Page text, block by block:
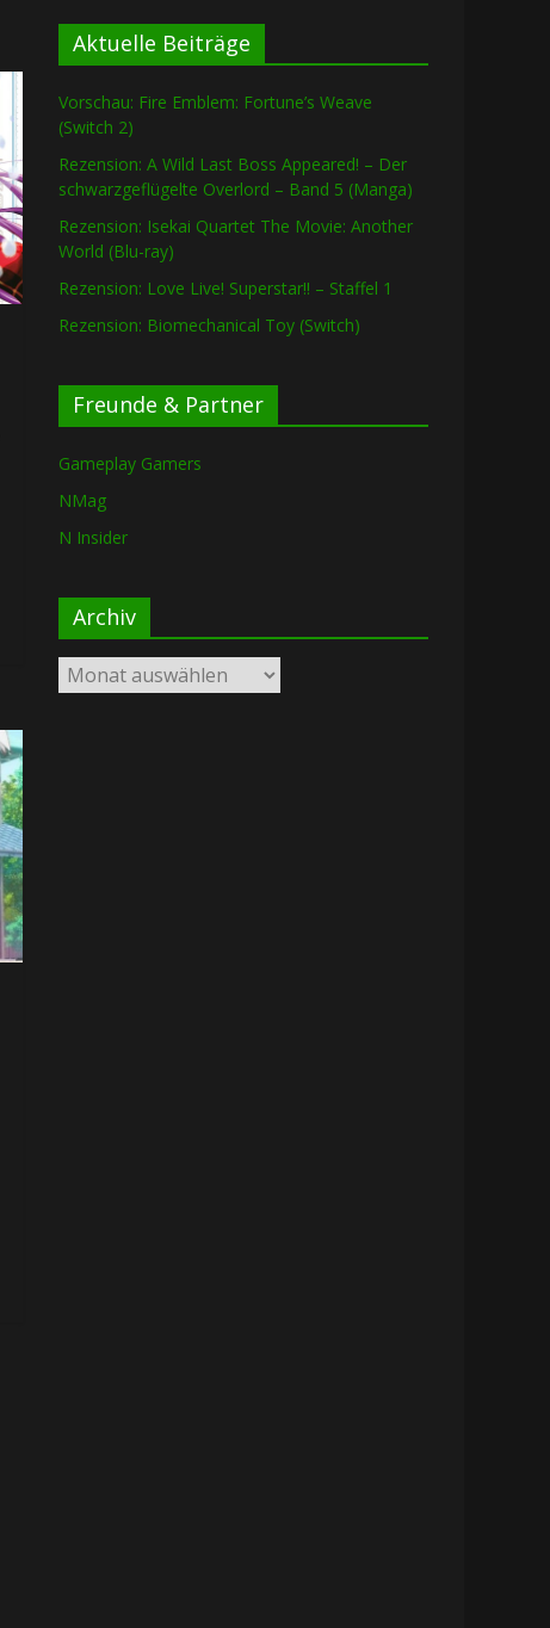
Aktuelle Beiträge
Vorschau: Fire Emblem: Fortune’s Weave
(Switch 2)
Rezension: A Wild Last Boss Appeared! – Der
schwarzgeflügelte Overlord – Band 5 (Manga)
Rezension: Isekai Quartet The Movie: Another
World (Blu-ray)
Rezension: Love Live! Superstar!! – Staffel 1
Rezension: Biomechanical Toy (Switch)
Freunde & Partner
Gameplay Gamers
NMag
N Insider
Archiv
Archiv